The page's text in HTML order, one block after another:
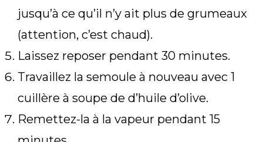
jusqu’à ce qu’il n’y ait plus de grumeaux
(attention, c’est chaud).
Laissez reposer pendant 30 minutes.
Travaillez la semoule à nouveau avec 1
cuillère à soupe de d’huile d’olive.
Remettez-la à la vapeur pendant 15